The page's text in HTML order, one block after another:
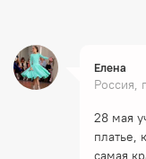
Елена
Россия,
28 мая
платье,
самая